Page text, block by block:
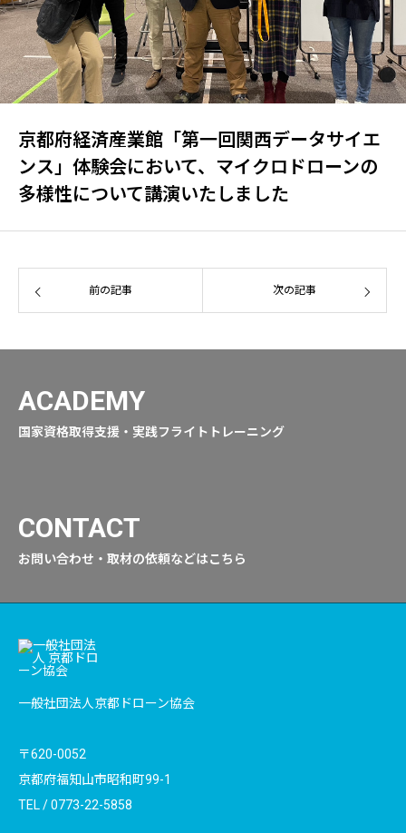
京都府経済産業館「第一回関西データサイエ
ンス」体験会において、マイクロドローンの
多様性について講演いたしました
前の記事 次の記事
ACADEMY
国家資格取得支援・実践フライトトレーニング
CONTACT
お問い合わせ・取材の依頼などはこちら
一般社団法人京都ドローン協会
〒620-0052
京都府福知山市昭和町99-1
TEL /0773-22-5858